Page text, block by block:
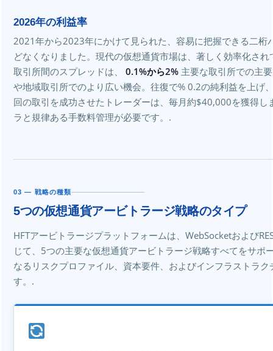
2026年の利益率
2021年から2023年にかけて見られた、容易に把握できる二桁
どなくなりました。現代の仮想通貨市場は、著しく効率化さ
取引所間のスプレッドは、 0.1%から2% 主要な取引所での主
や地域取引所でのより広い機会。往復で% 0.2の純利益を上げ
回の取引を成功させたトレーダーは、毎月約$40,000を獲得し
ラと規律ある手数料管理が必要です。.
03 — 戦略の種類
5つの仮想通貨アービトラージ戦略のタイプ
HFTアービトラージプラットフォームは、WebSocketおよび
じて、5つの主要な仮想通貨アービトラージ戦略すべてをサポ
なるリスクプロファイル、資本要件、およびインフラストラ
す。.